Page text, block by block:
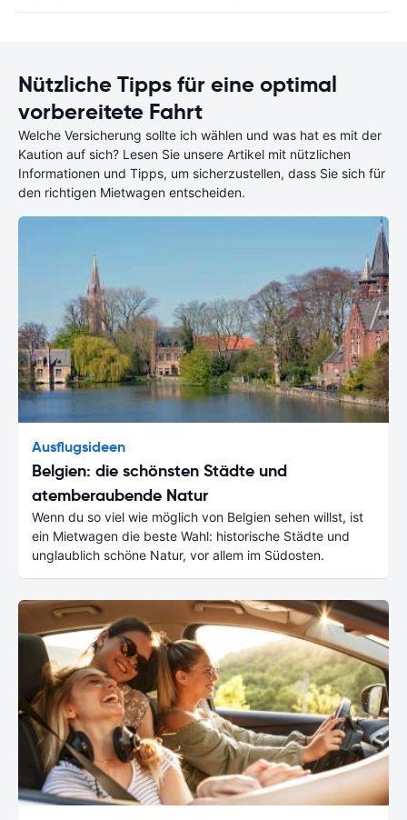
Nützliche Tipps für eine optimal
vorbereitete Fahrt
Welche Versicherung sollte ich wählen und was hat es mit der
Kaution auf sich? Lesen Sie unsere Artikel mit nützlichen
Informationen und Tipps, um sicherzustellen, dass Sie sich für
den richtigen Mietwagen entscheiden.
Ausflugsideen
Belgien: die schönsten Städte und
atemberaubende Natur
Wenn du so viel wie möglich von Belgien sehen willst, ist
ein Mietwagen die beste Wahl: historische Städte und
unglaublich schöne Natur, vor allem im Südosten.